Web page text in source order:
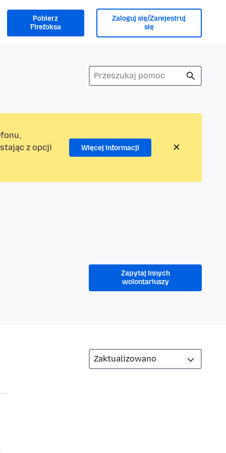
Pobierz
Firefoksa
Zaloguj się/Zarejestruj
się
z opcji
Więcej informacji
Zapytaj innych
wolontariuszy